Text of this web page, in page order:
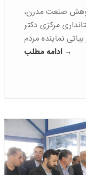
صنعت مدرن،
مرکزی دکتر
ادامه مطلب →